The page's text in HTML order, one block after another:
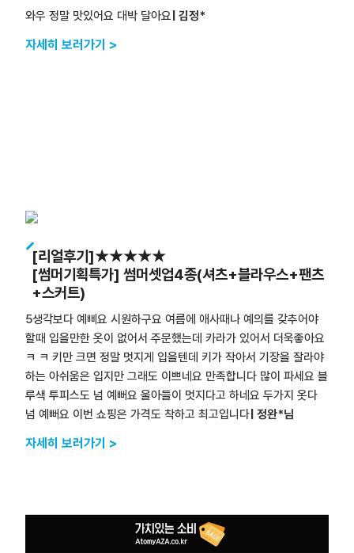
와우 정말 맛있어요 대박 달아요 | 김정*
자세히 보러가기 >
[리얼후기]★★★★★
[썸머기획특가] 썸머셋업4종(셔츠+블라우스+팬츠
+스커트)
5생각보다 예삐요 시원하구요 여름에 애사때나 예의를 갖추어야
할때 입을만한 옷이 없어서 주문했는데 카라가 있어서 더욱좋아요
ㅋ ㅋ 키만 크면 정말 멋지게 입을텐데 키가 작아서 기장을 잘라야
하는 아쉬움은 입지만 그래도 이쁘네요 만족합니다 많이 파세요 블
루색 투피스도 넘 예뻐요 울아들이 멋지다고 하네요 두가지 옷다
넘 예뻐요 이번 쇼핑은 가격도 착하고 최고입니다 | 정완*님
자세히 보러가기 >